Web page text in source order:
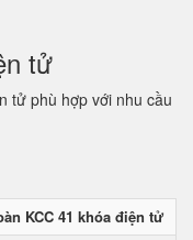
tử
tử phù hợp với nhu cầu
KCC 41 khóa điện tử